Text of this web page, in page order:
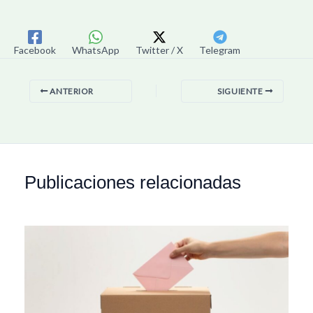
Facebook WhatsApp Twitter / X Telegram
ANTERIOR SIGUIENTE
Publicaciones relacionadas